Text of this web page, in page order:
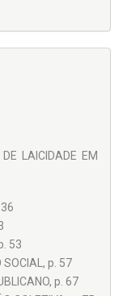
LAICIDADE EM
53
SOCIAL, p. 57
p. 67